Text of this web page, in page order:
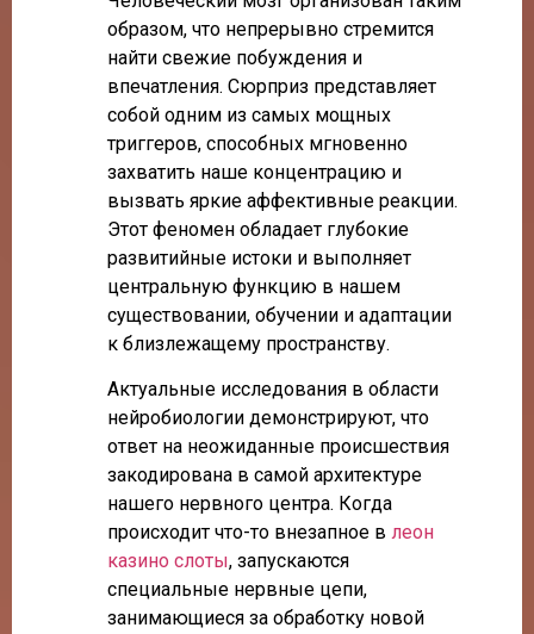
образом, что непрерывно стремится
найти свежие побуждения и
впечатления. Сюрприз представляет
собой одним из самых мощных
триггеров, способных мгновенно
захватить наше концентрацию и
вызвать яркие аффективные реакции.
Этот феномен обладает глубокие
развитийные истоки и выполняет
центральную функцию в нашем
существовании, обучении и адаптации
к близлежащему пространству.
Актуальные исследования в области
нейробиологии демонстрируют, что
ответ на неожиданные происшествия
закодирована в самой архитектуре
нашего нервного центра. Когда
происходит что-то внезапное в леон
казино слоты, запускаются
специальные нервные цепи,
занимающиеся за обработку новой